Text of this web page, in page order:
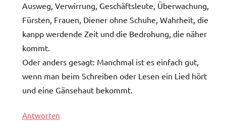
Ausweg, Verwirrung, Geschäftsleute, Überwachung,
Fürsten, Frauen, Diener ohne Schuhe, Wahrheit, die
kanpp werdende Zeit und die Bedrohung, die näher
kommt.
Oder anders gesagt: Manchmal ist es einfach gut,
wenn man beim Schreiben oder Lesen ein Lied hört
und eine Gänsehaut bekommt.
Antworten